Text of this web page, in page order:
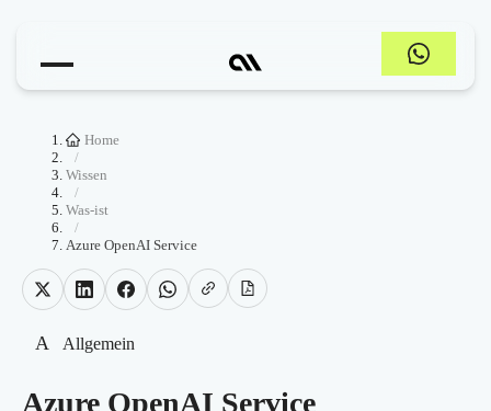
Home
/
Wissen
/
Was-ist
/
Azure OpenAI Service
A Allgemein
Azure OpenAI Service